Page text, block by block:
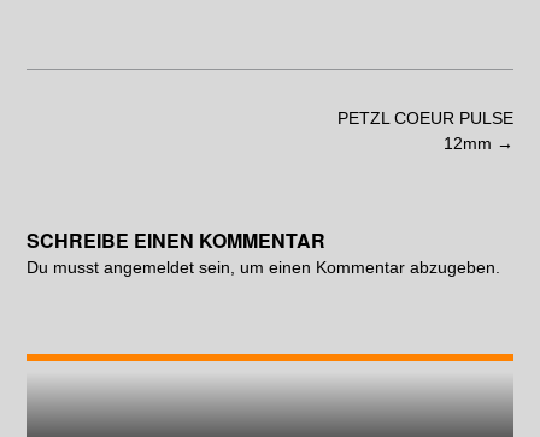
PETZL COEUR PULSE
12mm →
SCHREIBE EINEN KOMMENTAR
Du musst angemeldet sein, um einen Kommentar abzugeben.